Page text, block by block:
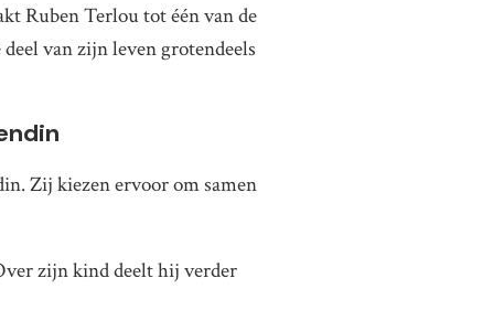
Ruben Terlou tot één van de
van zijn leven grotendeels
Zij kiezen ervoor om samen
zijn kind deelt hij verder